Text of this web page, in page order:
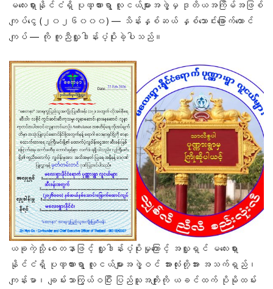
မလေးရှားနိုင်ငံရှိ ပုဏ္ဏားရွာ လူငယ်များအဖွဲ့မှ ဒုတိယအကြိမ်အဖြစ်
ကျပ်ငွေ (၂၀၂၆၀၀၀) — သိန်းနှစ်ဆယ် နှစ်သောင်းခြောက်ထောင်
ကျပ် — ကို ကူညီလှူဒါန်းပံ့ပိုးခဲ့ပါသည်။
ယခုကဲ့သို့ စေတနာဖြင့် လှူဒါန်းပံ့ပိုးမှုကြောင့် အလှူရှင် မလေးရှား
နိုင်ငံရှိ ပုဏ္ဏားရွာ လူငယ်များအဖွဲ့ဝင် အားလုံးတို့အား အသက်ရှည်၊
ကျန်းမာ၊ ချမ်းသာကြွယ်ဝပြီး ပြည်သူအကျိုးကို ယခင်ထက် ပိုမိုထမ်း